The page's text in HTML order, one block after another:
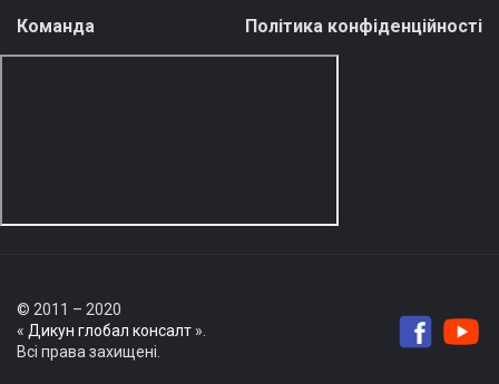
Команда Політика конфіденційності
© 2011 – 2020
« Дикун глобал консалт ».
Всі права захищені.